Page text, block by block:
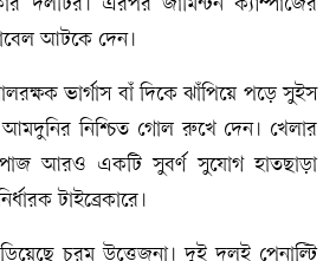
দলটির। এরপর জামিন্টন ক্যাম্পাজের
আটকে দেন।
ভার্গাস বাঁ দিকে ঝাঁপিয়ে পড়ে সুইস
নিশ্চিত গোল রুখে দেন। খেলার
আরও একটি সুবর্ণ সুযোগ হাতছাড়া
টাইব্রেকারে।
চরম উত্তেজনা। দুই দলই পেনাল্টি